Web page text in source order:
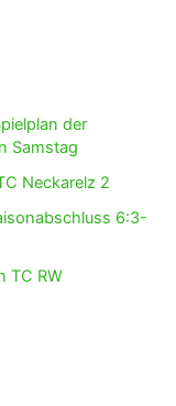
der
Samstag
Neckarelz 2
6:3-
TC RW